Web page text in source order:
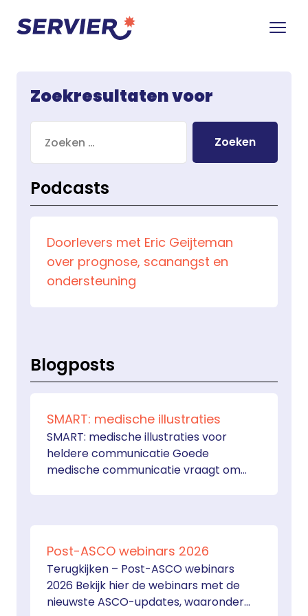
Zoekresultaten voor
Zoeken
naar:
Podcasts
Doorlevers met Eric Geijteman
over prognose, scanangst en
ondersteuning
Blogposts
SMART: medische illustraties
SMART: medische illustraties voor
heldere communicatie Goede
medische communicatie vraagt om
anatomische illustraties. De illustraties
kunnen worden ingezet in presentaties,
nascholingen, uitlegmaterialen,
posters, artikelen en andere
Post-ASCO webinars 2026
Terugkijken – Post-ASCO webinars
2026 Bekijk hier de webinars met de
nieuwste ASCO-updates, waaronder